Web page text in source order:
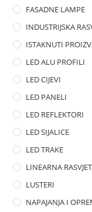
u
f
5
FASADNE LAMPE
INDUSTRIJSKA
ISTAKNUTI
LED ALU PROFILI
LED CIJEVI
LED PANELI
LED REFLEKTORI
LED SIJALICE
LED TRAKE
LINEARNA
LUSTERI
NAPAJANJA I